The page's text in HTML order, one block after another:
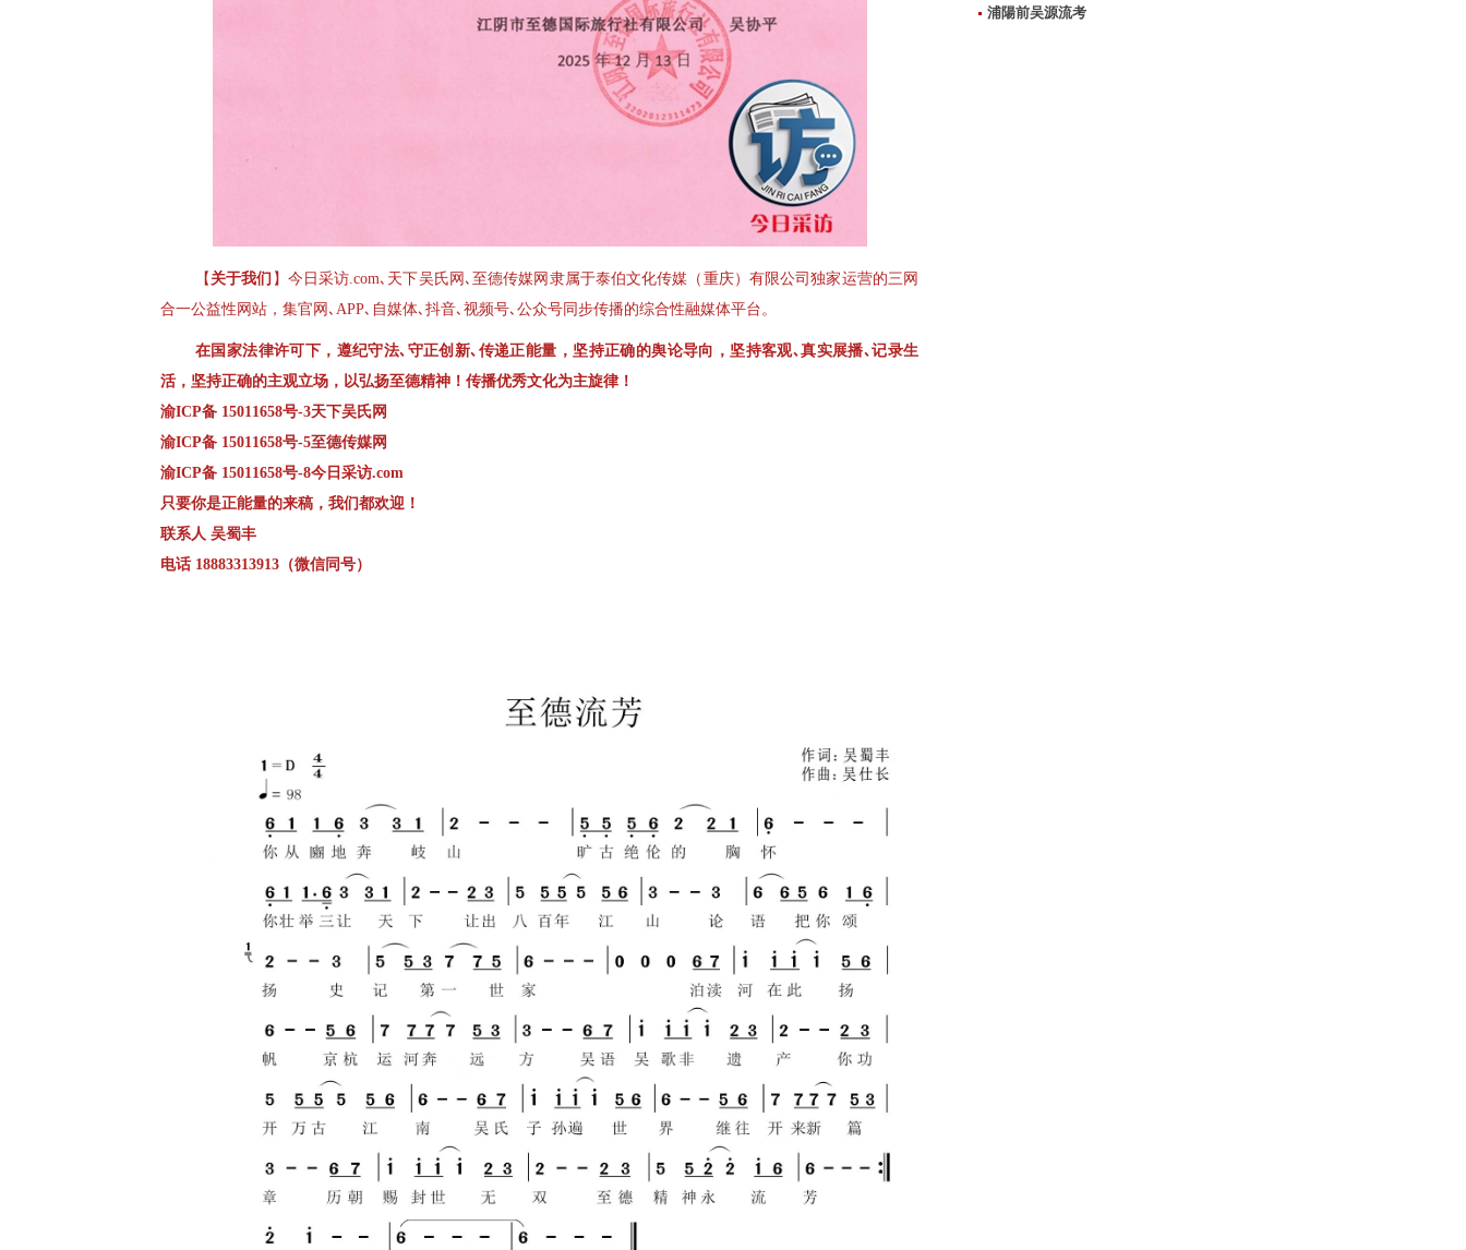
【 关于我们 】今日采访.com､天下吴氏网､至德传媒网隶属于泰伯文化传媒（重庆）有限公司独家运营的三网
合一公益性网站，集官网､APP､自媒体､抖音､视频号､公众号同步传播的综合性融媒体平台。
在国家法律许可下，遵纪守法､守正创新､传递正能量，坚持正确的舆论导向，坚持客观､真实展播､记录生
活，坚持正确的主观立场，以弘扬至德精神！传播优秀文化为主旋律！
渝ICP备 15011658号-3天下吴氏网
渝ICP备 15011658号-5至德传媒网
渝ICP备 15011658号-8今日采访.com
只要你是正能量的来稿，我们都欢迎！
联系人 吴蜀丰
电话 18883313913（微信同号）
浦陽前吴源流考